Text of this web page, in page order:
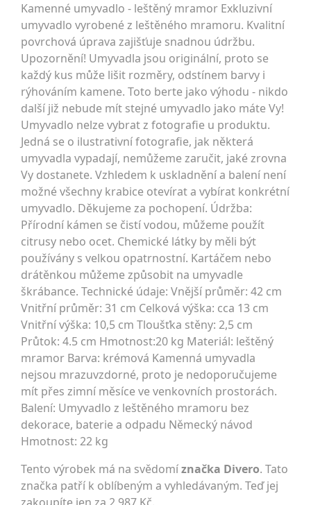
Kamenné umyvadlo - leštěný mramor Exkluzivní
umyvadlo vyrobené z leštěného mramoru. Kvalitní
povrchová úprava zajišťuje snadnou údržbu.
Upozornění! Umyvadla jsou originální, proto se
každý kus může lišit rozměry, odstínem barvy i
rýhováním kamene. Toto berte jako výhodu - nikdo
další již nebude mít stejné umyvadlo jako máte Vy!
Umyvadlo nelze vybrat z fotografie u produktu.
Jedná se o ilustrativní fotografie, jak některá
umyvadla vypadají, nemůžeme zaručit, jaké zrovna
Vy dostanete. Vzhledem k uskladnění a balení není
možné všechny krabice otevírat a vybírat konkrétní
umyvadlo. Děkujeme za pochopení. Údržba:
Přírodní kámen se čistí vodou, můžeme použít
citrusy nebo ocet. Chemické látky by měli být
používány s velkou opatrnostní. Kartáčem nebo
drátěnkou můžeme způsobit na umyvadle
škrábance. Technické údaje: Vnější průměr: 42 cm
Vnitřní průměr: 31 cm Celková výška: cca 13 cm
Vnitřní výška: 10,5 cm Tloušťka stěny: 2,5 cm
Průtok: 4.5 cm Hmotnost:20 kg Materiál: leštěný
mramor Barva: krémová Kamenná umyvadla
nejsou mrazuvzdorné, proto je nedoporučujeme
mít přes zimní měsíce ve venkovních prostorách.
Balení: Umyvadlo z leštěného mramoru bez
dekorace, baterie a odpadu Německý návod
Hmotnost: 22 kg
Tento výrobek má na svědomíznačka Divero. Tato
značka patří k oblíbeným a vyhledávaným. Teď jej